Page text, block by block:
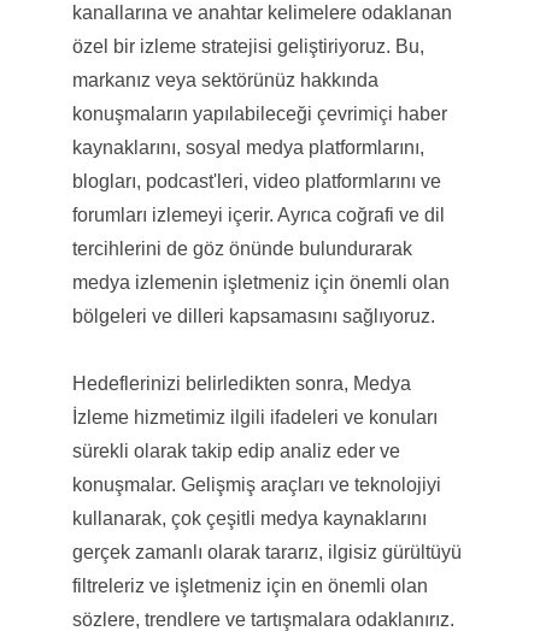
kanallarına ve anahtar kelimelere odaklanan
özel bir izleme stratejisi geliştiriyoruz. Bu,
markanız veya sektörünüz hakkında
konuşmaların yapılabileceği çevrimiçi haber
kaynaklarını, sosyal medya platformlarını,
blogları, podcast'leri, video platformlarını ve
forumları izlemeyi içerir. Ayrıca coğrafi ve dil
tercihlerini de göz önünde bulundurarak
medya izlemenin işletmeniz için önemli olan
bölgeleri ve dilleri kapsamasını sağlıyoruz.
Hedeflerinizi belirledikten sonra, Medya
İzleme hizmetimiz ilgili ifadeleri ve konuları
sürekli olarak takip edip analiz eder ve
konuşmalar. Gelişmiş araçları ve teknolojiyi
kullanarak, çok çeşitli medya kaynaklarını
gerçek zamanlı olarak tararız, ilgisiz gürültüyü
filtreleriz ve işletmeniz için en önemli olan
sözlere, trendlere ve tartışmalara odaklanırız.